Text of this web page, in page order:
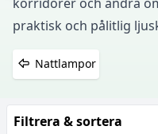
praktisk och pålitlig
Nattlampor
Filtrera & sortera